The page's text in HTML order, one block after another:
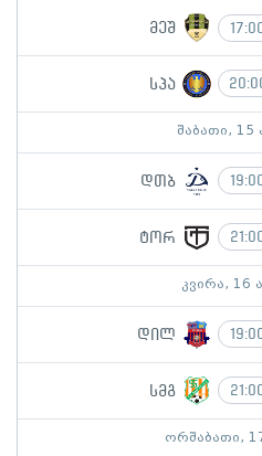
მეშ
სპა
შაბათი, 15
დთბ
ტორ
კვირა, 16
დილ
სმგ
ორშაბათი,